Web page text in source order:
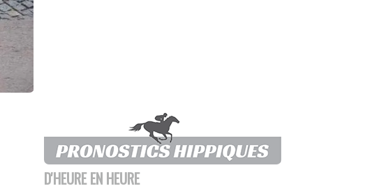
D'HEURE EN HEURE